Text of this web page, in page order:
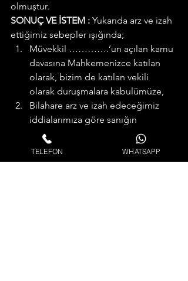
olmuştur.
SONUÇ VE İSTEM : Yukarıda arz ve izah
ettiğimiz sebepler ışığında;
Müvekkil ………….’un açılan kamu
davasına Mahkemenizce katılan
olarak, bizim de katılan vekili
olarak duruşmalara kabulümüze,
Bilahare arz ve izah edeceğimiz
iddialarımıza göre sanığın
cezalandırılmasını müvekkilim
adına vekaleten arz ve talep
ederim. Saygılarımla.
TELEFON WHATSAPP